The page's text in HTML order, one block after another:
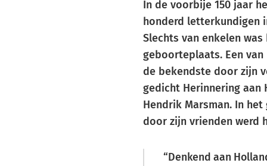
In de voorbije 150 jaar
honderd letterkundigen
Slechts van enkelen was
geboorteplaats. Een van
de bekendste door zijn
gedicht Herinnering aan
Hendrik Marsman. In het
door zijn vrienden werd
Denkend aan